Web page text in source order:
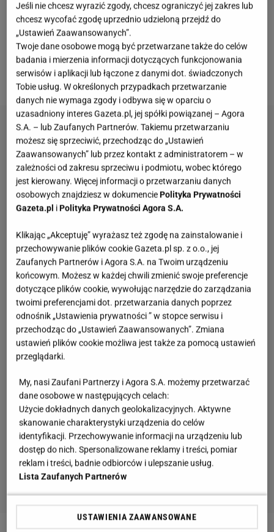
uplasowała się na ósmym miejscu, zdobywając 139
punktów. Nie każdy z fanów był zachwycony tym
wynikiem. Co poszło nie tak? Talent młodej
piosenkarki został oceniony przez polską
specjalistkę.Trenerka śpiewu zabrała głos.
Jeśli nie chcesz wyrazić zgody, chcesz ograniczyć jej zakres lub
chcesz wycofać zgodę uprzednio udzieloną przejdź do
„Ustawień Zaawansowanych”.
Twoje dane osobowe mogą być przetwarzane także do celów
badania i mierzenia informacji dotyczących funkcjonowania
serwisów i aplikacji lub łączone z danymi dot. świadczonych
Tobie usług. W określonych przypadkach przetwarzanie
danych nie wymaga zgody i odbywa się w oparciu o
uzasadniony interes Gazeta.pl, jej spółki powiązanej – Agora
S.A. – lub Zaufanych Partnerów. Takiemu przetwarzaniu
możesz się sprzeciwić, przechodząc do „Ustawień
Zaawansowanych” lub przez kontakt z administratorem – w
zależności od zakresu sprzeciwu i podmiotu, wobec którego
jest kierowany. Więcej informacji o przetwarzaniu danych
osobowych znajdziesz w dokumencie Polityka Prywatności
Gazeta.pl i Polityka Prywatności Agora S.A.
Klikając „Akceptuję” wyrażasz też zgodę na zainstalowanie i
przechowywanie plików cookie Gazeta.pl sp. z o.o., jej
Zaufanych Partnerów i Agora S.A. na Twoim urządzeniu
końcowym. Możesz w każdej chwili zmienić swoje preferencje
dotyczące plików cookie, wywołując narzędzie do zarządzania
twoimi preferencjami dot. przetwarzania danych poprzez
odnośnik „Ustawienia prywatności ” w stopce serwisu i
przechodząc do „Ustawień Zaawansowanych”. Zmiana
ustawień plików cookie możliwa jest także za pomocą ustawień
przeglądarki.
My, nasi Zaufani Partnerzy i Agora S.A. możemy przetwarzać
dane osobowe w następujących celach:
Użycie dokładnych danych geolokalizacyjnych. Aktywne
skanowanie charakterystyki urządzenia do celów
identyfikacji. Przechowywanie informacji na urządzeniu lub
dostęp do nich. Spersonalizowane reklamy i treści, pomiar
reklam i treści, badnie odbiorców i ulepszanie usług.
Lista Zaufanych Partnerów
USTAWIENIA ZAAWANSOWANE